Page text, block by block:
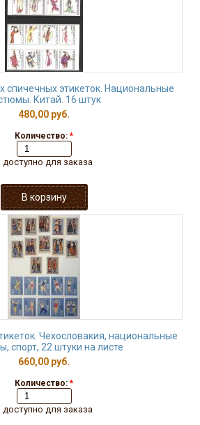
спичечных этикеток. Национальные
Китай. 16 штук
480,00 руб.
Количество: *
доступно для заказа
Чехословакия, национальные
спорт, 22 штуки на листе
660,00 руб.
Количество: *
доступно для заказа